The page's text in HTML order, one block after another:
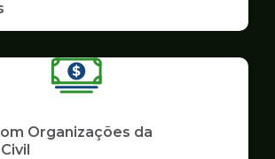
Organizações da